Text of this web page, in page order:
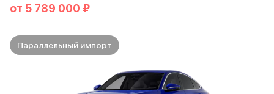
от 5 789 000 ₽
Параллельный импорт